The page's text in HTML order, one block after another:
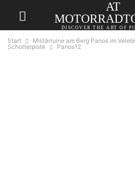
AT
DISCOVER THE ART OF
Start
Militärruine am Berg Panos im
Schotterpiste
Panos12